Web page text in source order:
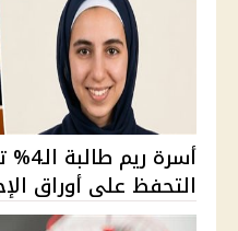
أسرة
التحفظ على أوراق